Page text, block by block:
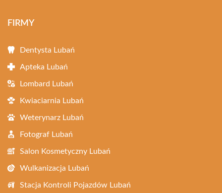
FIRMY
Dentysta Lubań
Apteka Lubań
Lombard Lubań
Kwiaciarnia Lubań
Weterynarz Lubań
Fotograf Lubań
Salon Kosmetyczny Lubań
Wulkanizacja Lubań
Stacja Kontroli Pojazdów Lubań